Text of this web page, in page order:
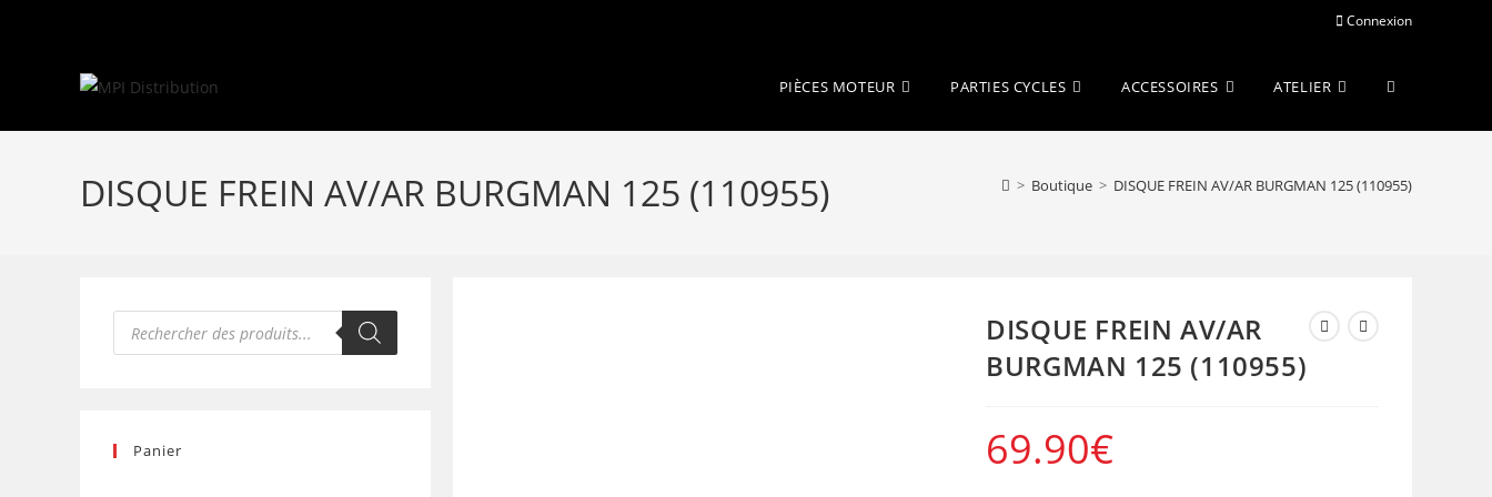
Connexion
PIÈCES MOTEUR PARTIES CYCLES ACCESSOIRES ATELIER Toggle
DISQUE FREIN AV/AR BURGMAN 125 (110955) > Boutique > DISQUE FREIN AV/AR BURGMAN 125 (110955)
DISQUE FREIN AV/AR
BURGMAN 125 (110955)
69.90€
Recherche
produits
Panier